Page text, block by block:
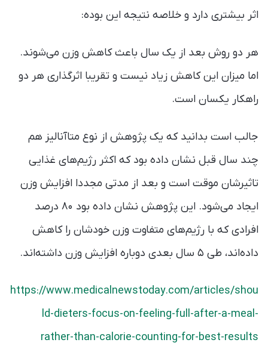
اثر بیشتری دارد و خلاصه نتیجه این بوده:
هر دو روش بعد از یک سال باعث کاهش وزن می‌شوند.
اما میزان این کاهش زیاد نیست و تقریبا اثرگذاری هر دو
راهکار یکسان است.
جالب است بدانید که یک پژوهش از نوع متاآنالیز هم
چند سال قبل نشان داده بود که اکثر رژیم‌های غذایی
تاثیرشان موقت است و بعد از مدتی مجددا افزایش وزن
ایجاد می‌شود. این پژوهش نشان داده بود ۸۰ درصد
افرادی که با رژیم‌های متفاوت وزن خودشان را کاهش‌
داده‌اند، طی ۵ سال بعدی دوباره افزایش وزن داشته‌اند.
https://www.medicalnewstoday.com/articles/shou
ld-dieters-focus-on-feeling-full-after-a-meal-
rather-than-calorie-counting-for-best-results